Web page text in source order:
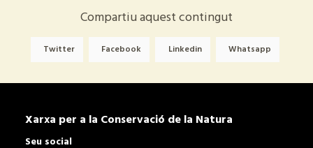
Compartiu aquest contingut
Twitter Facebook Linkedin Whatsapp
Xarxa per a la Conservació de la Natura
Seu social